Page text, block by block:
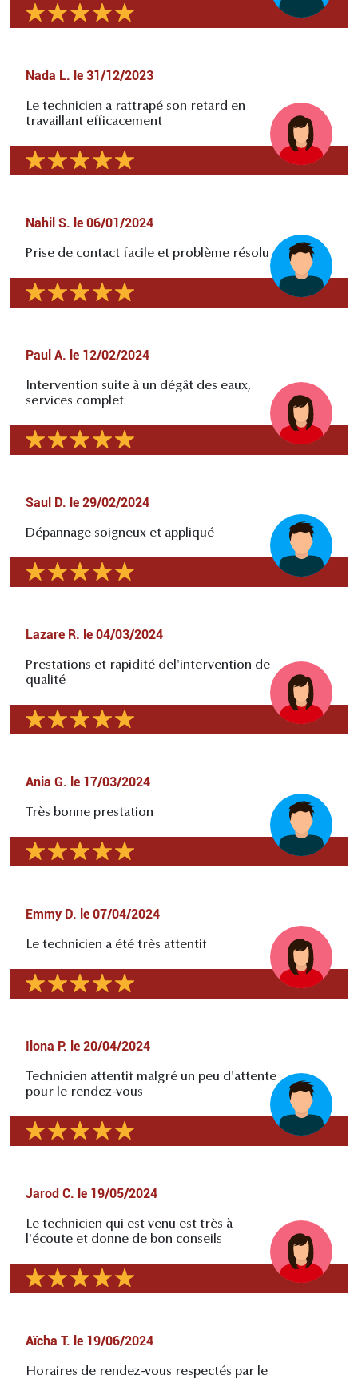
Nada L. le 31/12/2023
Le technicien a rattrapé son retard en
travaillant efficacement
Nahil S. le 06/01/2024
Prise de contact facile et problème résolu
Paul A. le 12/02/2024
Intervention suite à un dégât des eaux,
services complet
Saul D. le 29/02/2024
Dépannage soigneux et appliqué
Lazare R. le 04/03/2024
Prestations et rapidité del'intervention de
qualité
Ania G. le 17/03/2024
Très bonne prestation
Emmy D. le 07/04/2024
Le technicien a été très attentif
Ilona P. le 20/04/2024
Technicien attentif malgré un peu d'attente
pour le rendez-vous
Jarod C. le 19/05/2024
Le technicien qui est venu est très à
l'écoute et donne de bon conseils
Aïcha T. le 19/06/2024
Horaires de rendez-vous respectés par le